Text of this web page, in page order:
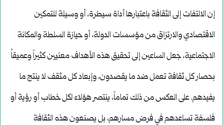
إن الالتفات إلى الثقافة باعتبارها أداة سيطرة، أو وسيلة للتمكين
الاقتصادي والارتزاق من مؤسسات الدولة، أو حيازة السلطة والمكانة
الاجتماعية، جعل الساعين إلى تحقيق هذه الأهداف معنيين كثيراً وعميقاُ
بحصار كل ثقافة تعمل ضد ما يقصدون، وإبعاد كل مثقف لا ينتج ما
يفيدهم. على العكس من ذلك تماماً، ينتصر هؤلاء لكل خطاب أو رؤية أو
فلسفة تساعدهم في فرض مسارهم، بل يصنعون هذه الثقافة